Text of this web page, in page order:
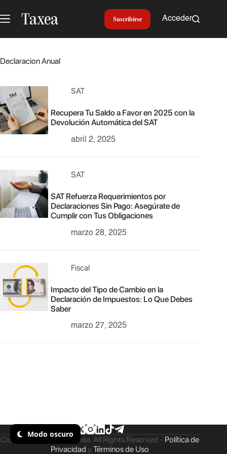
al
contenido
Suscribirse Acceder
Declaracion Anual
SAT
Recupera Tu Saldo a Favor en 2025 con la
Devolución Automática del SAT
abril 2, 2025
SAT
SAT Refuerza Requerimientos por
Declaraciones Sin Pago: Asegúrate de
Cumplir con Tus Obligaciones
marzo 28, 2025
Fiscal
Impacto del Tipo de Cambio en la
Declaración de Impuestos: Lo Que Debes
Saber
marzo 27, 2025
Copyright © 2026 - Taxea. All Rights Reserved - Política de
Privacidad yTérminos de Uso
Modo oscuro